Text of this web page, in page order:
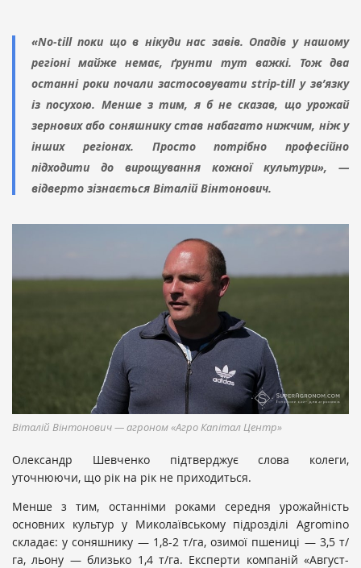
«No-till поки що в нікуди нас завів. Опадів у нашому
регіоні майже немає, ґрунти тут важкі. Тож два
останні роки почали застосовувати strip-till у зв’язку
із посухою. Менше з тим, я б не сказав, що урожай
зернових або соняшнику став набагато нижчим, ніж у
інших регіонах. Просто потрібно професійно
підходити до вирощування кожної культури», —
відверто зізнається Віталій Вінтонович.
Віталій Вінтонович — агроном «Агро Капітал Центр»
Олександр Шевченко підтверджує слова колеги,
уточнюючи, що рік на рік не приходиться.
Менше з тим, останніми роками середня урожайність
основних культур у Миколаївському підрозділі Agromino
складає: у соняшнику — 1,8-2 т/га, озимої пшениці — 3,5 т/
га, льону — близько 1,4 т/га. Експерти компаній «Август-